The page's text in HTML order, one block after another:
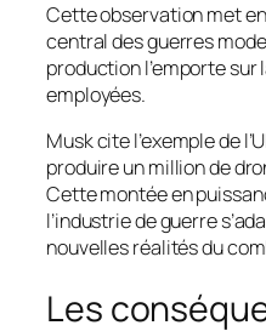
Cette observation met
central des guerres
production l’emporte
employées.
Musk cite l’exemple de
produire un million de
Cette montée en
l’industrie de guerre
nouvelles réalités du
Les